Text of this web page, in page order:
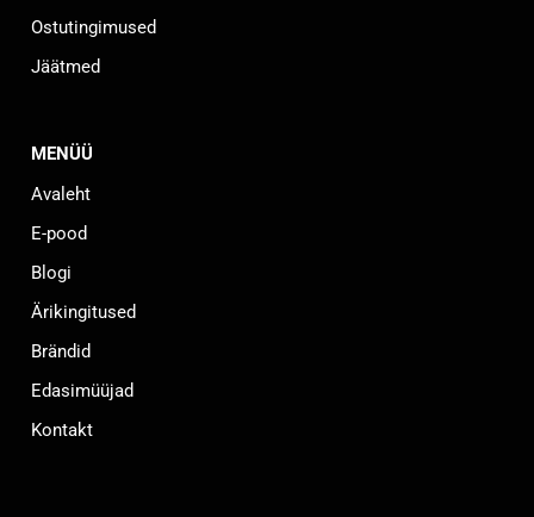
Ostutingimused
Jäätmed
MENÜÜ
Avaleht
E-pood
Blogi
Ärikingitused
Brändid
Edasimüüjad
Kontakt